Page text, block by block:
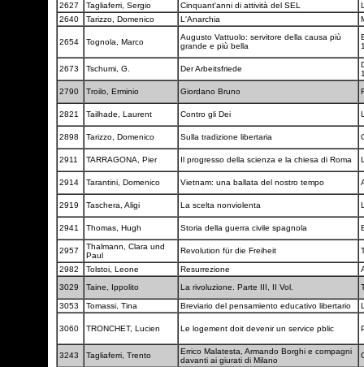
2627 Tagliaferri, Sergio Cinquant'anni di attività del SEL
2640
Tarizzo, Domenico L'Anarchia
2654 Tognola, Marco
Augusto Vattuolo: servitore della causa più
grande e più bella
2673 Tschumi, G. Der Arbeitsfriede
2790
Troilo, Erminio Giordano Bruno
2821 Tailhade, Laurent Contro gli Dei
2898 Tarizzo, Domenico Sulla tradizione libertaria
2911 TARRAGONA, Pier Il progresso della scienza e la chiesa di Roma
2914 Tarantini, Domenico Vietnam: una ballata del nostro tempo
2919 Taschera, Aligi La scelta nonviolenta
2941 Thomas, Hugh Storia della guerra civile spagnola
2957
Thalmann, Clara und
Paul
Revolution für die Freiheit
2982 Tolstoi, Leone Resurrezione
3029
Taine, Ippolito La rivoluzione. Parte III, II Vol.
3053 Tomassi, Tina Breviario del pensamiento educativo libertario
3060 TRONCHET, Lucien Le logement doit devenir un service pblic
3243 Tagliaferri, Trento
Errico Malatesta, Armando Borghi e compagni
davanti ai giurati di Milano